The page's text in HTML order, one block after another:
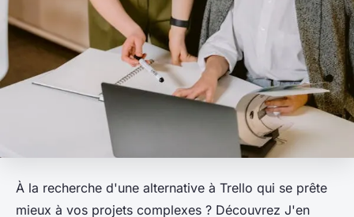
À la recherche d'une alternative à Trello qui se prête
mieux à vos projets complexes ? Découvrez J'en